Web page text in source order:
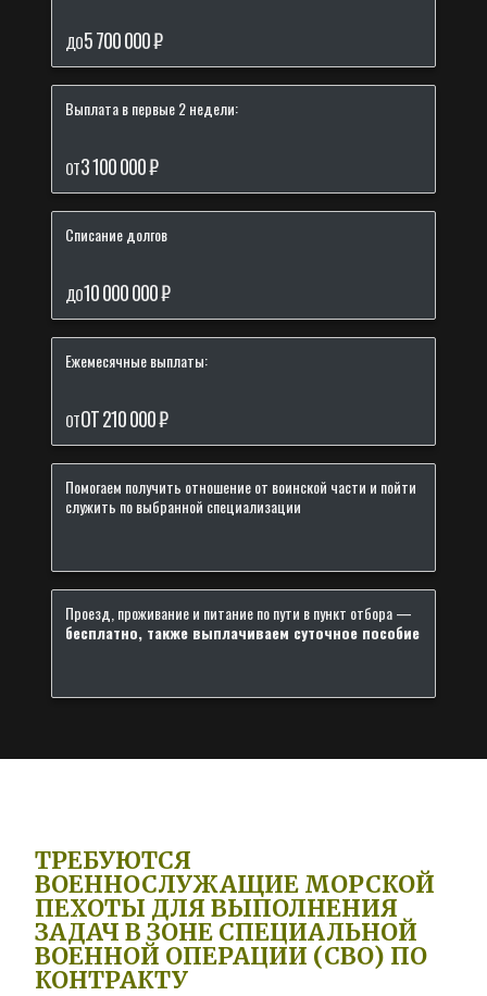
ДО5 700 000 ₽
Выплата в первые 2 недели:
ОТ3 100 000 ₽
Списание долгов
ДО10 000 000 ₽
Ежемесячные выплаты:
ОТОТ 210 000 ₽
Помогаем получить отношение от воинской части и пойти
служить по выбранной специализации
Проезд, проживание и питание по пути в пункт отбора —
бесплатно, также выплачиваем суточное пособие
ТРЕБУЮТСЯ
ВОЕННОСЛУЖАЩИЕ МОРСКОЙ
ПЕХОТЫ ДЛЯ ВЫПОЛНЕНИЯ
ЗАДАЧ В ЗОНЕ СПЕЦИАЛЬНОЙ
ВОЕННОЙ ОПЕРАЦИИ (СВО) ПО
КОНТРАКТУ